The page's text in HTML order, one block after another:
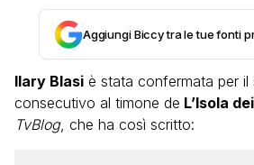
Aggiungi Biccy tra le tue fonti
Ilary Blasi è stata confermata per
consecutivo al timone de L’Isola
TvBlog, che ha così scritto: